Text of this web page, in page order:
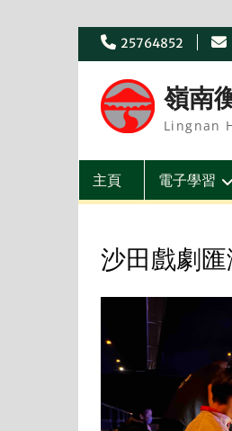
Skip
25764852
嶺南
Lingnan
主頁 電子學習
沙田戲劇